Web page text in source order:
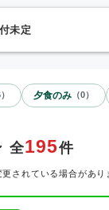
） 夕食のみ （0）
全195件
されている場合があ